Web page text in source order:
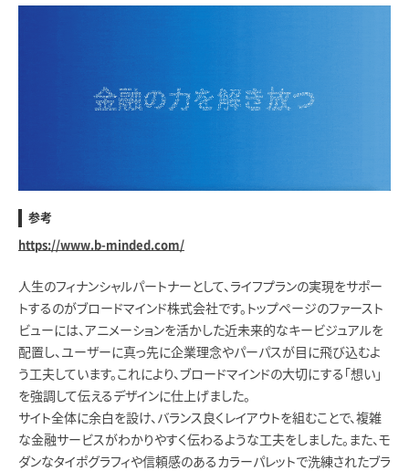
参考
https://www.b-minded.com/
人生のフィナンシャルパートナーとして、ライフプランの実現をサポー
トするのがブロードマインド株式会社です。トップページのファースト
ビューには、アニメーションを活かした近未来的なキービジュアルを
配置し、ユーザーに真っ先に企業理念やパーパスが目に飛び込むよ
う工夫しています。これにより、ブロードマインドの大切にする「想い」
を強調して伝えるデザインに仕上げました。
サイト全体に余白を設け、バランス良くレイアウトを組むことで、複雑
な金融サービスがわかりやすく伝わるような工夫をしました。また、モ
ダンなタイポグラフィや信頼感のあるカラーパレットで洗練されたブラ